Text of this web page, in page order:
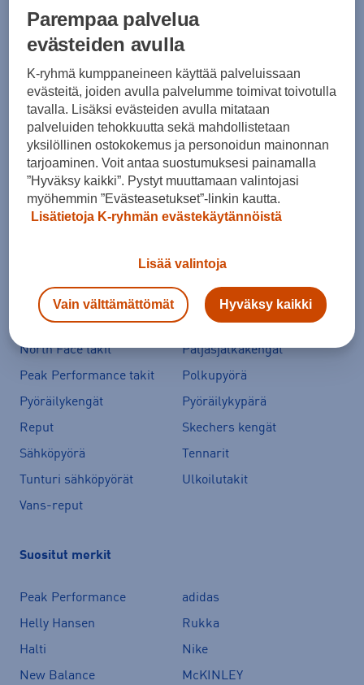
Suositut sisällöt
Ale vaatteet
ASICS Gel-Nimbus
Converse kengät
Crocs
Hoka Clifton 11
Helly Hansen -takit
Hybridipyörät
Jalkapallokengät
Juoksukengät
Juoksuliivit
Juoksuvyöt
Jääkiekkomailat
Lasten pyörä
Maastopyörä
Merinovillakerrastot
New Balance 530
New Balance kengät
North Face takit
Paljasjalkakengät
Peak Performance takit
Polkupyörä
Pyöräilykengät
Pyöräilykypärä
Reput
Skechers kengät
Sähköpyörä
Tennarit
Tunturi sähköpyörät
Ulkoilutakit
Vans-reput
Suositut merkit
Peak Performance
adidas
Helly Hansen
Rukka
Halti
Nike
New Balance
McKINLEY
Parempaa palvelua
evästeiden avulla
K-ryhmä kumppaneineen käyttää palveluissaan
evästeitä, joiden avulla palvelumme toimivat toivotulla
tavalla. Lisäksi evästeiden avulla mitataan
palveluiden tehokkuutta sekä mahdollistetaan
yksilöllinen ostokokemus ja personoidun mainonnan
tarjoaminen. Voit antaa suostumuksesi painamalla
”Hyväksy kaikki”. Pystyt muuttamaan valintojasi
myöhemmin ”Evästeasetukset”-linkin kautta.
Lisätietoja K-ryhmän evästekäytännöistä
Lisää valintoja
Vain välttämättömät Hyväksy kaikki